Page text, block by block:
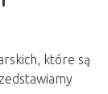
które są